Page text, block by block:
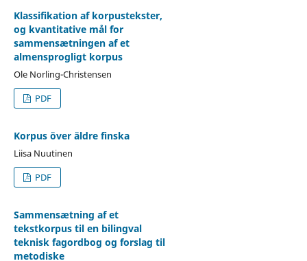
Klassifikation af korpustekster,
og kvantitative mål for
sammensætningen af et
almensprogligt korpus
Ole Norling-Christensen
PDF
Korpus över äldre finska
Liisa Nuutinen
PDF
Sammensætning af et
tekstkorpus til en bilingval
teknisk fagordbog og forslag til
metodiske